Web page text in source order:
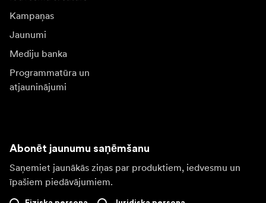
Kampaņas
Jaunumi
Mediju banka
Programmatūra un
atjauninājumi
Abonēt jaunumu saņēmšanu
Saņemiet jaunākās ziņas par produktiem, iedvesmu un
īpašiem piedāvājumiem.